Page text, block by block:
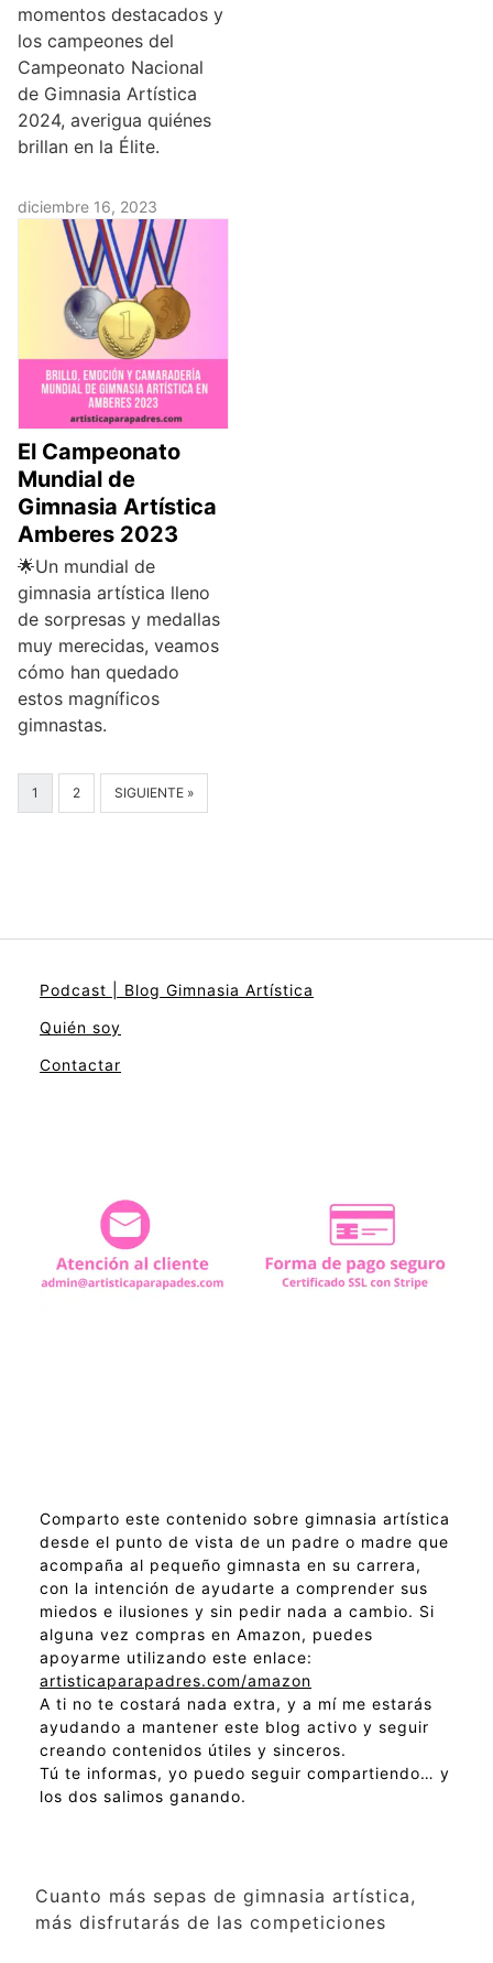
momentos destacados y
los campeones del
Campeonato Nacional
de Gimnasia Artística
2024, averigua quiénes
brillan en la Élite.
diciembre 16, 2023
El Campeonato
Mundial de
Gimnasia Artística
Amberes 2023
🌟Un mundial de
gimnasia artística lleno
de sorpresas y medallas
muy merecidas, veamos
cómo han quedado
estos magníficos
gimnastas.
1 2 SIGUIENTE »
Podcast | Blog Gimnasia Artística
Quién soy
Contactar
Comparto este contenido sobre gimnasia artística
desde el punto de vista de un padre o madre que
acompaña al pequeño gimnasta en su carrera,
con la intención de ayudarte a comprender sus
miedos e ilusiones y sin pedir nada a cambio. Si
alguna vez compras en Amazon, puedes
apoyarme utilizando este enlace:
artisticaparapadres.com/amazon
A ti no te costará nada extra, y a mí me estarás
ayudando a mantener este blog activo y seguir
creando contenidos útiles y sinceros.
Tú te informas, yo puedo seguir compartiendo… y
los dos salimos ganando.
Cuanto más sepas de gimnasia artística,
más disfrutarás de las competiciones